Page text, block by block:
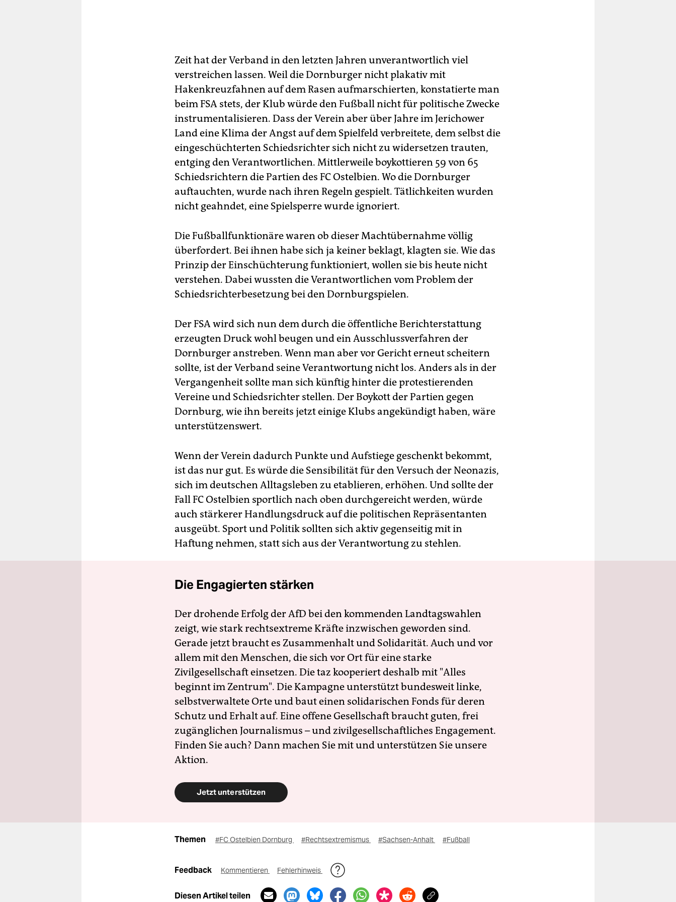
Zeit hat der Verband in den letzten Jahren unverantwortlich viel
verstreichen lassen. Weil die Dornburger nicht plakativ mit
Hakenkreuzfahnen auf dem Rasen aufmarschierten, konstatierte man
beim FSA stets, der Klub würde den Fußball nicht für politische Zwecke
instrumentalisieren. Dass der Verein aber über Jahre im Jerichower
Land eine Klima der Angst auf dem Spielfeld verbreitete, dem selbst die
eingeschüchterten Schiedsrichter sich nicht zu widersetzen trauten,
entging den Verantwortlichen. Mittlerweile boykottieren 59 von 65
Schiedsrichtern die Partien des FC Ostelbien. Wo die Dornburger
auftauchten, wurde nach ihren Regeln gespielt. Tätlichkeiten wurden
nicht geahndet, eine Spielsperre wurde ignoriert.
Die Fußballfunktionäre waren ob dieser Machtübernahme völlig
überfordert. Bei ihnen habe sich ja keiner beklagt, klagten sie. Wie das
Prinzip der Einschüchterung funktioniert, wollen sie bis heute nicht
verstehen. Dabei wussten die Verantwortlichen vom Problem der
Schiedsrichterbesetzung bei den Dornburgspielen.
Der FSA wird sich nun dem durch die öffentliche Berichterstattung
erzeugten Druck wohl beugen und ein Ausschlussverfahren der
Dornburger anstreben. Wenn man aber vor Gericht erneut scheitern
sollte, ist der Verband seine Verantwortung nicht los. Anders als in der
Vergangenheit sollte man sich künftig hinter die protestierenden
Vereine und Schiedsrichter stellen. Der Boykott der Partien gegen
Dornburg, wie ihn bereits jetzt einige Klubs angekündigt haben, wäre
unterstützenswert.
Wenn der Verein dadurch Punkte und Aufstiege geschenkt bekommt,
ist das nur gut. Es würde die Sensibilität für den Versuch der Neonazis,
sich im deutschen Alltagsleben zu etablieren, erhöhen. Und sollte der
Fall FC Ostelbien sportlich nach oben durchgereicht werden, würde
auch stärkerer Handlungsdruck auf die politischen Repräsentanten
ausgeübt. Sport und Politik sollten sich aktiv gegenseitig mit in
Haftung nehmen, statt sich aus der Verantwortung zu stehlen.
Die Engagierten stärken
Der drohende Erfolg der AfD bei den kommenden Landtagswahlen
zeigt, wie stark rechtsextreme Kräfte inzwischen geworden sind.
Gerade jetzt braucht es Zusammenhalt und Solidarität. Auch und vor
allem mit den Menschen, die sich vor Ort für eine starke
Zivilgesellschaft einsetzen. Die taz kooperiert deshalb mit "Alles
beginnt im Zentrum". Die Kampagne unterstützt bundesweit linke,
selbstverwaltete Orte und baut einen solidarischen Fonds für deren
Schutz und Erhalt auf. Eine offene Gesellschaft braucht guten, frei
zugänglichen Journalismus – und zivilgesellschaftliches Engagement.
Finden Sie auch? Dann machen Sie mit und unterstützen Sie unsere
Aktion.
Jetzt unterstützen
Themen #FC Ostelbien Dornburg #Rechtsextremismus #Sachsen-Anhalt #Fußball
Feedback Kommentieren Fehlerhinweis
Diesen Artikel teilen